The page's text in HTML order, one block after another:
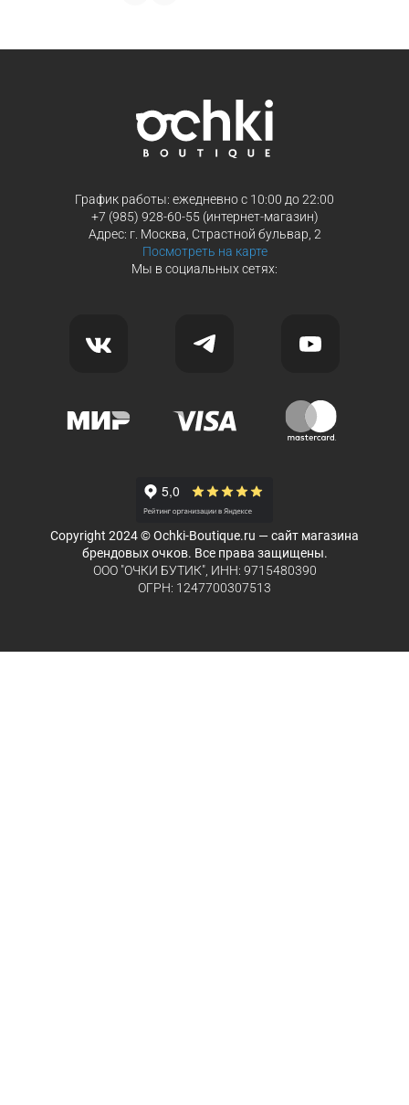
График работы: ежедневно с 10:00 до 22:00
+7 (985) 928-60-55 (интернет-магазин)
Адрес: г. Москва, Страстной бульвар, 2
Посмотреть на карте
Мы в социальных сетях:
Copyright 2024 © Ochki-Boutique.ru — сайт магазина
брендовых очков. Все права защищены.
ООО "ОЧКИ БУТИК", ИНН: 9715480390
ОГРН: 1247700307513